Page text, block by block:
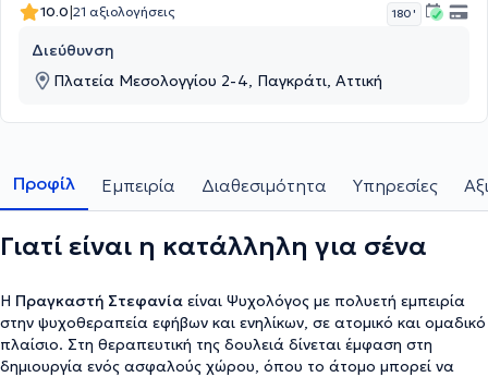
10.0|21 αξιολογήσεις 180 '
Διεύθυνση
Πλατεία Μεσολογγίου 2-4, Παγκράτι, Αττική
Προφίλ Εμπειρία Διαθεσιμότητα Υπηρεσίες
Γιατί είναι η κατάλληλη για σένα
Η Πραγκαστή Στεφανία είναι Ψυχολόγος με πολυετή εμπειρία
στην ψυχοθεραπεία εφήβων και ενηλίκων, σε ατομικό και ομαδικό
πλαίσιο. Στη θεραπευτική της δουλειά δίνεται έμφαση στη
δημιουργία ενός ασφαλούς χώρου, όπου το άτομο μπορεί να